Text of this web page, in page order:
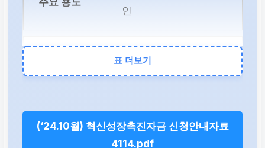
인
부가세 증명원 또는 부
가세 과세표준증명
최근 1~2년 매출액 확인
표 더보기
(‘24.10월) 혁신성장촉진자금 신청안내자료
4114.pdf